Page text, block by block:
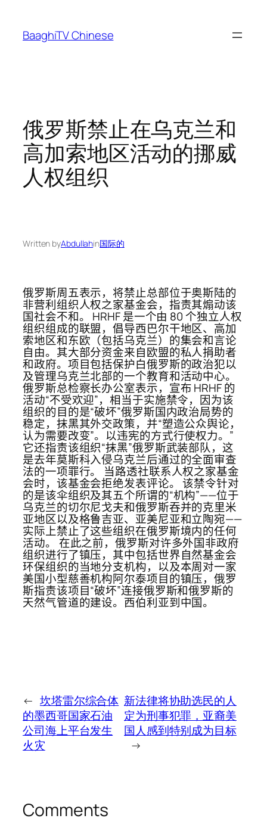
content
BaaghiTV Chinese
俄罗斯禁止在乌克兰和
高加索地区活动的挪威
人权组织
Written byAbdullahin国际的
俄罗斯周五表示，将禁止总部位于奥斯陆的
非营利组织人权之家基金会，指责其煽动该
国社会不和。 HRHF 是一个由 80 个独立人权
组织组成的联盟，倡导西巴尔干地区、高加
索地区和东欧（包括乌克兰）的集会和言论
自由。其大部分资金来自欧盟的私人捐助者
和政府。项目包括保护白俄罗斯的政治犯以
及管理乌克兰北部的一个教育和活动中心。
俄罗斯总检察长办公室表示，宣布 HRHF 的
活动“不受欢迎”，相当于实施禁令，因为该
组织的目的是“破坏”俄罗斯国内政治局势的
稳定，抹黑其外交政策，并“塑造公众舆论，
认为需要改变”。以违宪的方式行使权力。”
它还指责该组织“抹黑”俄罗斯武装部队，这
是去年莫斯科入侵乌克兰后通过的全面审查
法的一项罪行。 当路透社联系人权之家基金
会时，该基金会拒绝发表评论。 该禁令针对
的是该伞组织及其五个所谓的“机构”——位于
乌克兰的切尔尼戈夫和俄罗斯吞并的克里米
亚地区以及格鲁吉亚、亚美尼亚和立陶宛——
实际上禁止了这些组织在俄罗斯境内的任何
活动。 在此之前，俄罗斯对许多外国非政府
组织进行了镇压，其中包括世界自然基金会
环保组织的当地分支机构，以及本周对一家
美国小型慈善机构阿尔泰项目的镇压，俄罗
斯指责该项目“破坏”连接俄罗斯和俄罗斯的
天然气管道的建设。西伯利亚到中国。
← 坎塔雷尔综合体
的墨西哥国家石油
公司海上平台发生
火灾
新法律将协助选民的人
定为刑事犯罪，亚裔美
国人感到特别成为目标
→
Comments